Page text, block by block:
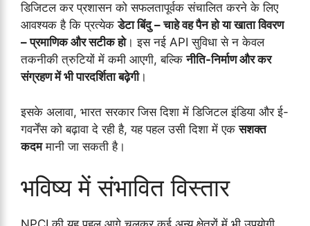
डिजिटल कर प्रशासन को सफलतापूर्वक संचालित करने के लिए
आवश्यक है कि प्रत्येकडेटा बिंदु – चाहे वह पैन हो या खाता विवरण
– प्रमाणिक और सटीक हो। इस नई API सुविधा से न केवल
तकनीकी त्रुटियों में कमी आएगी, बल्किनीति-निर्माण और कर
संग्रहण में भी पारदर्शिता बढ़ेगी।
इसके अलावा, भारत सरकार जिस दिशा में डिजिटल इंडिया और ई-
गवर्नेंस को बढ़ावा दे रही है, यह पहल उसी दिशा में एकसशक्त
कदममानी जा सकती है।
भविष्य में संभावित विस्तार